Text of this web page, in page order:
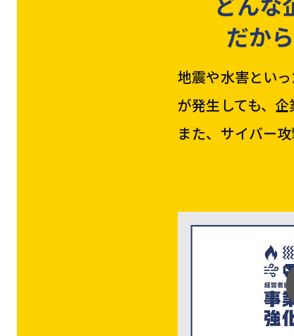
だから
地震や水害とい
が発生しても、
また、サイバー